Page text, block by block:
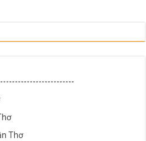
Thơ